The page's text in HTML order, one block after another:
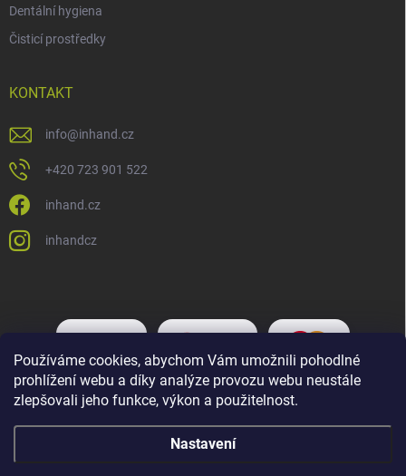
Používáme cookies, abychom Vám umožnili pohodlné
prohlížení webu a díky analýze provozu webu neustále
zlepšovali jeho funkce, výkon a použitelnost.
Nastavení
Dentální hygiena
Čisticí prostředky
KONTAKT
info@inhand.cz
+420 723 901 522
inhand.cz
inhandcz